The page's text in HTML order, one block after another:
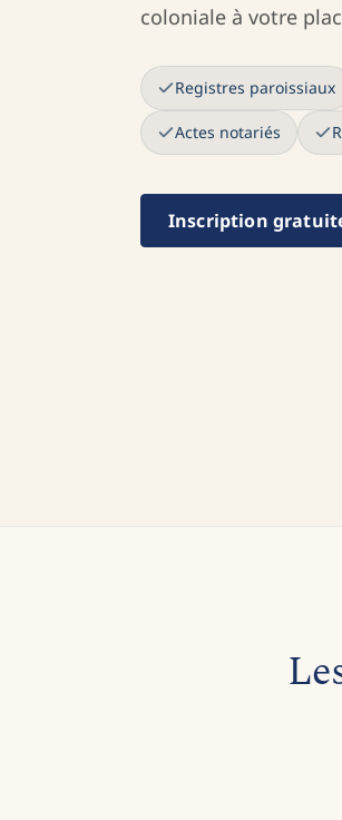
coloniale à votre
Registres paroissiaux
Actes notariés
Inscription